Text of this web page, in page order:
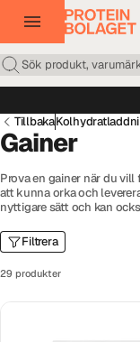
Tillbaka
Gainer
Prova en gainer när du
att kunna orka och
nyttigare sätt och kan
Proteinbolaget. Välj bland
Optimum Nutrition, Self
Filtrera
29 produkter